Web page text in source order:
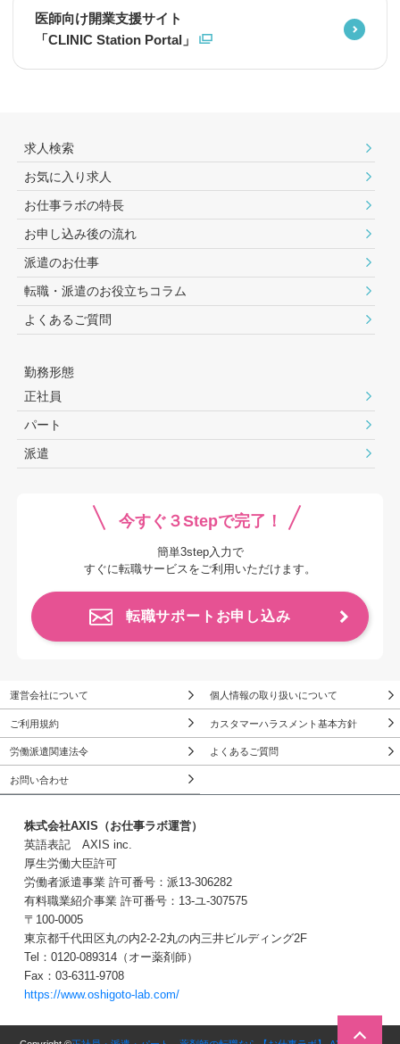
３Stepで簡単！
医師向け開業支援サイト
「CLINIC Station Portal」
求人検索
お気に入り求人
お仕事ラボの特長
お申し込み後の流れ
派遣のお仕事
転職・派遣のお役⽴ちコラム
よくあるご質問
勤務形態
正社員
パート
派遣
今すぐ３Stepで完了！
簡単3step入力で
すぐに転職サービスをご利用いただけます。
転職サポートお申し込み
運営会社について 個人情報の取り扱いについて
ご利用規約 カスタマーハラスメント基本方針
労働派遣関連法令 よくあるご質問
お問い合わせ
株式会社AXIS（お仕事ラボ運営）
英語表記 AXIS inc.
厚生労働大臣許可
労働者派遣事業 許可番号：派13-306282
有料職業紹介事業 許可番号：13-ユ-307575
〒100-0005
東京都千代田区丸の内2-2-2丸の内三井ビルディング2F
Tel：0120-089314（オー薬剤師）
Fax：03-6311-9708
https://www.oshigoto-lab.com/